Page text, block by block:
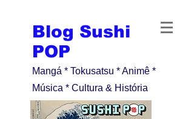
Blog Sushi
POP
Mangá * Tokusatsu * Animê *
Música * Cultura & História